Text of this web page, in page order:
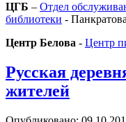
ЦГБ – Отдел
библиотеки -
Центр Белова - Центр
Русская
жителей